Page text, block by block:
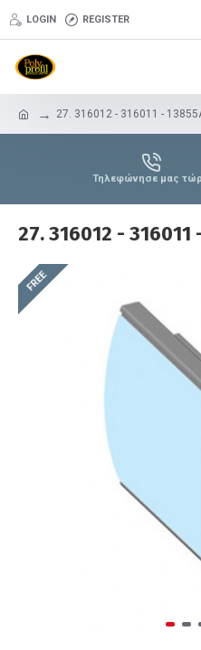
LOGIN REGISTER
27. 316012 - 316011 -
Τηλεφώνησε μας
27. 316012 - 316011
FREE